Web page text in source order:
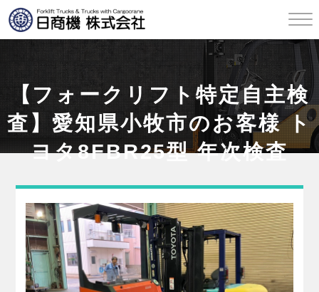
【フォークリフト特定自主検
査】愛知県小牧市のお客様 ト
ヨタ8FBR25型 年次検査